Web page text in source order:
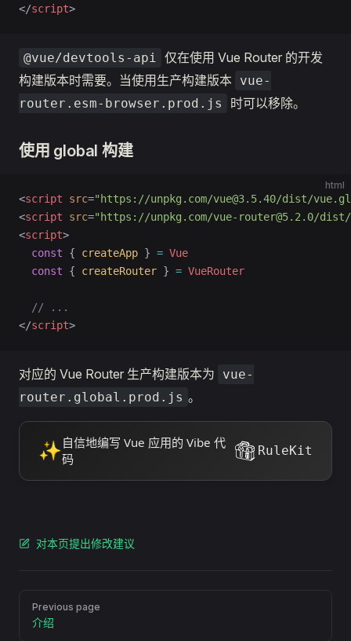
</script>
@vue/devtools-api 仅在使用 Vue Router 的开发
构建版本时需要。当使用生产构建版本 vue-
router.esm-browser.prod.js
时可以移除。
使用 global 构建
html
<script src="https://unpkg.com/vue@3.5.40/dist/
<script src="https://unpkg.com/vue-router@5.2.0/
<script>
  const
{ createApp } = Vue
  const
{ createRouter } = VueRouter
  // ...
</script>
对应的 Vue Router 生产构建版本为
vue-
router.global.prod.js 。
✨自信地编写 Vue 应用的 Vibe 代
码
RuleKit
对本页提出修改建议
Pager
Previous page
介绍